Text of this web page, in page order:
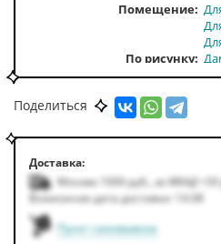
Помещение
По рисунку
По стилю
По тону
По цвету
Поделиться
Доставка:
Москва 1000руб. за МКАД +50
Возможная дата доставки: 14.08
Пункт самовывоза